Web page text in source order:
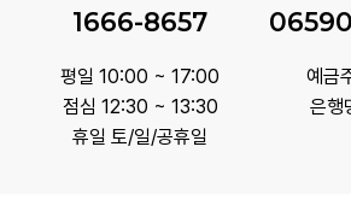
1666-8657
평일 10:00 ~ 17:00
점심 12:30 ~ 13:30
휴일 토/일/공휴일
예금
은행